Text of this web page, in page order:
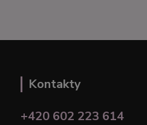
Kontakty
+420 602 223 614